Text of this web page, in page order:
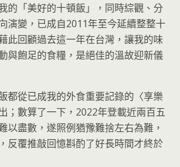
的「美好的十頓飯」，同時綜觀、分
演變，已成自2011年至今延續整整十
此回顧過去這一年在台灣，讓我的味
與飽足的食糧，是絕佳的溫故迎新儀
都從已成我的外食重要記錄的〈享樂
；數算了一下，2022年登載近兩百五
以盡數，遂照例猶豫難捨左右為難，
反覆推敲回憶斟酌了好長時間才終於